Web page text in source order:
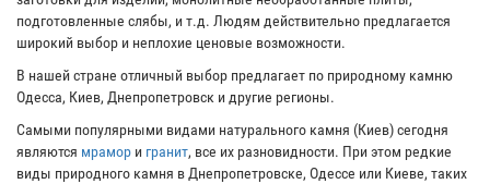
подготовленные слябы, и т.д. Людям действительно предлагается
широкий выбор и неплохие ценовые возможности.
В нашей стране отличный выбор предлагает по природному камню
Одесса, Киев, Днепропетровск и другие регионы.
Самыми популярными видами натурального камня (Киев) сегодня
являются мрамор и гранит, все их разновидности. При этом редкие
виды природного камня в Днепропетровске, Одессе или Киеве, таких